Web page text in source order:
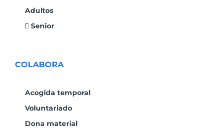
Adultos
Senior
COLABORA
Acogida temporal
Voluntariado
Dona material